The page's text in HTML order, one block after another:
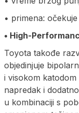
• primena:
• High-
Toyota takođe
objedinjuje
i visokom
napredak i
u kombinaciji s